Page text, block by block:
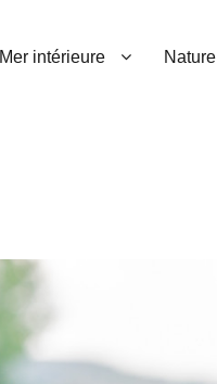
Mer intérieure Nature